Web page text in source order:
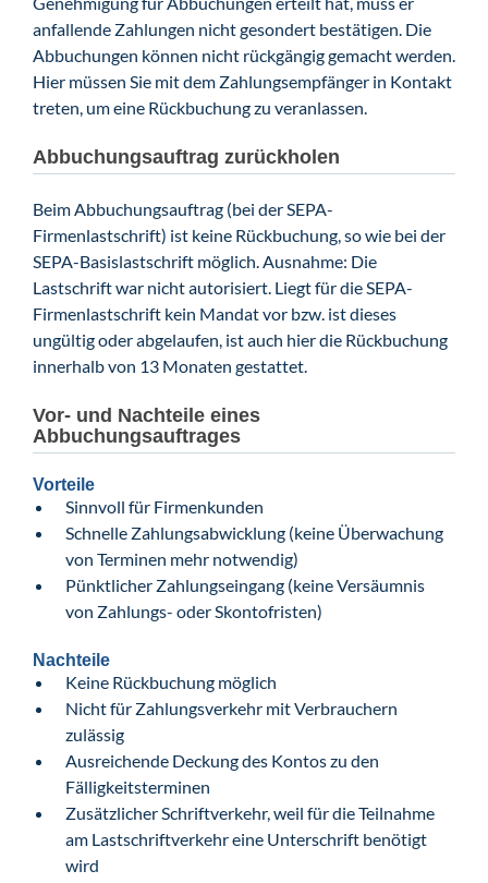
anfallende Zahlungen nicht gesondert bestätigen. Die
Abbuchungen können nicht rückgängig gemacht werden.
Hier müssen Sie mit dem Zahlungsempfänger in Kontakt
treten, um eine Rückbuchung zu veranlassen.
Abbuchungsauftrag zurückholen
Beim Abbuchungsauftrag (bei der SEPA-
Firmenlastschrift) ist keine Rückbuchung, so wie bei der
SEPA-Basislastschrift möglich. Ausnahme: Die
Lastschrift war nicht autorisiert. Liegt für die SEPA-
Firmenlastschrift kein Mandat vor bzw. ist dieses
ungültig oder abgelaufen, ist auch hier die Rückbuchung
innerhalb von 13 Monaten gestattet.
Vor- und Nachteile eines
Abbuchungsauftrages
Vorteile
Sinnvoll für Firmenkunden
Schnelle Zahlungsabwicklung (keine Überwachung
von Terminen mehr notwendig)
Pünktlicher Zahlungseingang (keine Versäumnis
von Zahlungs- oder Skontofristen)
Nachteile
Keine Rückbuchung möglich
Nicht für Zahlungsverkehr mit Verbrauchern
zulässig
Ausreichende Deckung des Kontos zu den
Fälligkeitsterminen
Zusätzlicher Schriftverkehr, weil für die Teilnahme
am Lastschriftverkehr eine Unterschrift benötigt
wird